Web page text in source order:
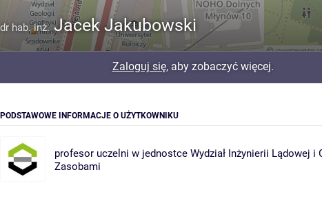
dr hab. inż. Jacek Jakubowski
Zaloguj się, aby zobaczyć więcej.
PODSTAWOWE INFORMACJE O UŻYTKOWNIKU
profesor uczelni w jednostce Wydział Inżynierii Lądowej i
Zasobami